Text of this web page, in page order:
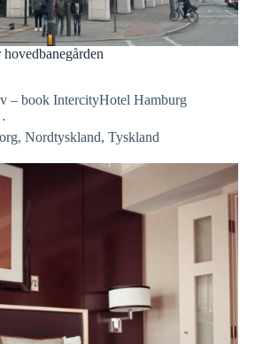
– book IntercityHotel Hamburg
, Nordtyskland, Tyskland